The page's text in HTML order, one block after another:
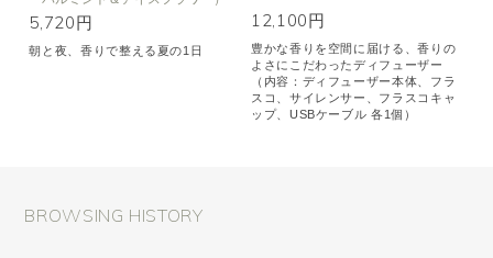
5,720円
朝と夜、香りで整える夏の1日
12,100円
豊かな香りを空間に届ける、香りの
よさにこだわったディフューザー
（内容：ディフューザー本体、フラ
スコ、サイレンサー、フラスコキャ
ップ、USBケーブル 各1個）
BROWSING HISTORY